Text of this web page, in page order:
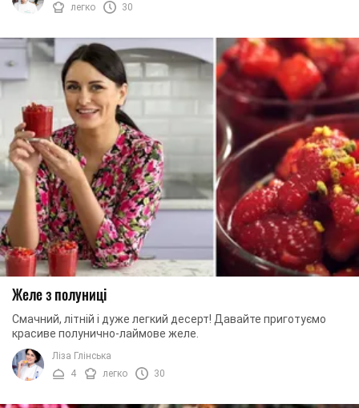
легко
30
Желе з полуниці
Смачний, літній і дуже легкий десерт! Давайте приготуємо
красиве полунично-лаймове желе.
Ліза Глінська
4
легко 30